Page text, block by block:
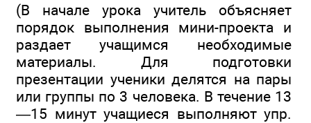
(В начале урока учитель объясняет
порядок выполнения мини-проекта и
раздает учащимся необходимые
материалы. Для подготовки
презентации ученики делятся на пары
или группы по 3 человека. В течение 13
—15 минут учащиеся выполняют упр.